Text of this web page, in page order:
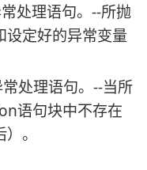
理语句。--所抛
设定好的异常变量
理语句。--当所
语句块中不存在
。